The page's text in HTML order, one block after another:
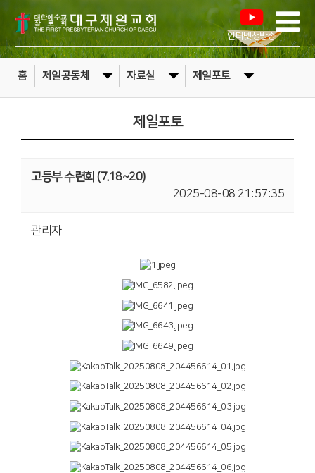
인터넷생방송
홈 제일공동체 자료실 제일포토
제일포토
고등부 수련회 (7.18~20)
2025-08-08 21:57:35
관리자